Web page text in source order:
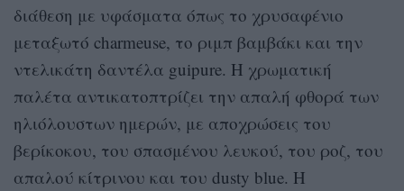
διάθεση με υφάσματα όπως το χρυσαφένιο
μεταξωτό charmeuse, το ριμπ βαμβάκι και την
ντελικάτη δαντέλα guipure. Η χρωματική
παλέτα αντικατοπτρίζει την απαλή φθορά των
ηλιόλουστων ημερών, με αποχρώσεις του
βερίκοκου, του σπασμένου λευκού, του ροζ, του
απαλού κίτρινου και του dusty blue. Η